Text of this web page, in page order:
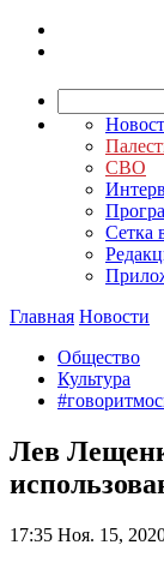
СВО
Сетка
Главная Новости
Общество
Культура
Лев
17:35 Ноя. 15,